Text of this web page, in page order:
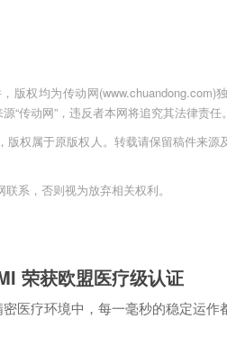
版权均为传动网(www.chuandong.com)
传动网”，违反者本网将追究其法律责任。
权属于原版权人。转载请保留稿件来源
系，否则视为放弃相关权利。
荣获欧盟医疗级认证
医疗环境中，每一毫秒的稳定运作